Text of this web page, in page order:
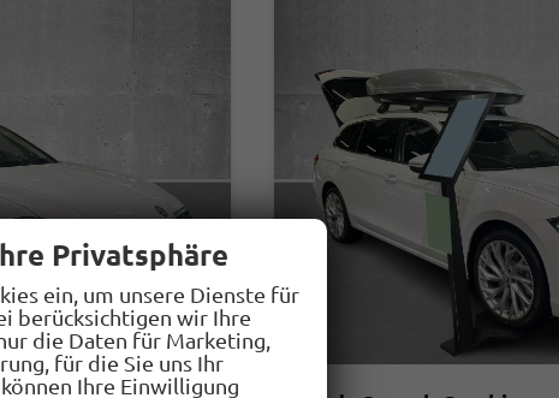
Privatsphäre
ein, um unsere Dienste für
berücksichtigen wir Ihre
die Daten für Marketing,
für die Sie uns Ihr
Ihre Einwilligung